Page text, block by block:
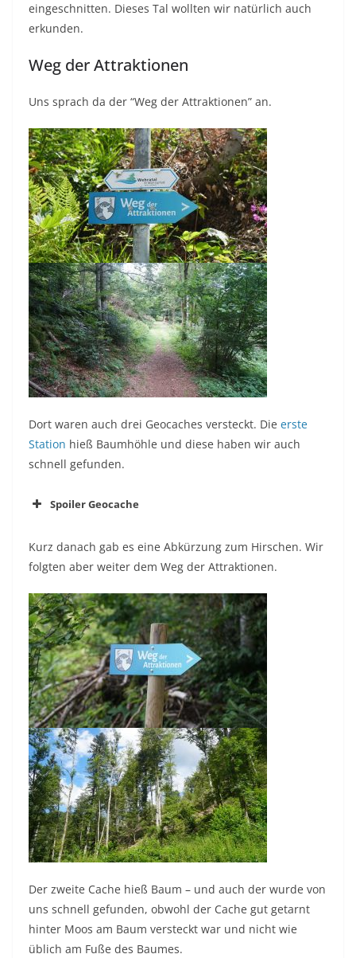
eingeschnitten. Dieses Tal wollten wir natürlich auch
erkunden.
Weg der Attraktionen
Uns sprach da der “Weg der Attraktionen” an.
Dort waren auch drei Geocaches versteckt. Die erste
Station hieß Baumhöhle und diese haben wir auch
schnell gefunden.
Spoiler Geocache
Kurz danach gab es eine Abkürzung zum Hirschen. Wir
folgten aber weiter dem Weg der Attraktionen.
Der zweite Cache hieß Baum – und auch der wurde von
uns schnell gefunden, obwohl der Cache gut getarnt
hinter Moos am Baum versteckt war und nicht wie
üblich am Fuße des Baumes.